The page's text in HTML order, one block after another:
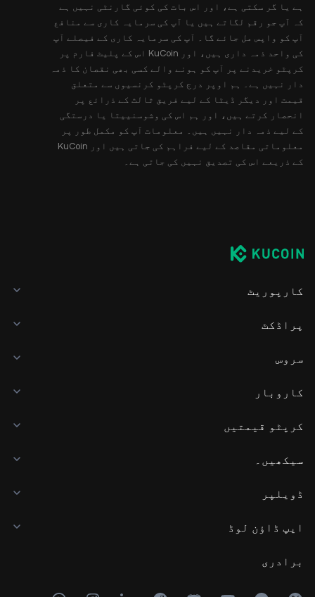
ہے یا گر سکتی ہے، اور اس بات کی کوئی گارنٹی نہیں ہے
کہ آپ جو رقم لگاتے ہیں یا آپ کی سرمایہ کاری سے منافع
آپ کو واپس مل جائے گا۔ آپ کی سرمایہ کاری کے فیصلے آپ
کی واحد ذمہ داری ہیں، اور KuCoin اس کے پلیٹ فارم پر
کرپٹو خریدنے پر آپ کو ہونے والے کسی بھی نقصان کا ذمہ
دار نہیں ہے۔ ہم اوپر درج کرپٹو کرنسیوں سے متعلق
قیمت اور دیگر ڈیٹا کے لیے فریق ثالث کے ذرائع پر
انحصار کرتے ہیں، اور ہم اس کی وشوسنییتا یا درستگی
کے لیے ذمہ دار نہیں ہیں۔ معلومات آپ کو مکمل طور پر
معلوماتی مقاصد کے لیے فراہم کی جاتی ہیں اور KuCoin
کے ذریعے اس کی تصدیق نہیں کی جاتی ہے۔
کارپوریٹ
پراڈکٹ
سروس
کاروبار
کرپٹو قیمتیں
سیکھیں۔
ڈویلپر
ایپ ڈاؤن لوڈ
برادری